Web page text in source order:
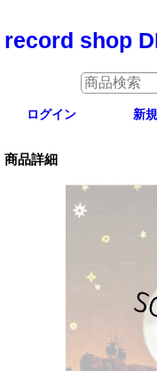
record shop
ログイン 新
商品詳細